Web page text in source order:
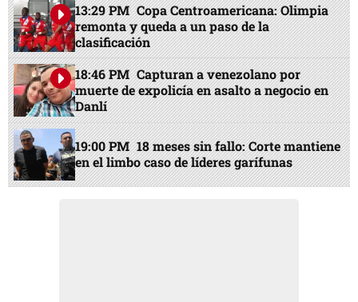
13:29 PM Copa Centroamericana: Olimpia
remonta y queda a un paso de la
clasificación
18:46 PM Capturan a venezolano por
muerte de expolicía en asalto a negocio en
Danlí
19:00 PM 18 meses sin fallo: Corte mantiene
en el limbo caso de líderes garífunas